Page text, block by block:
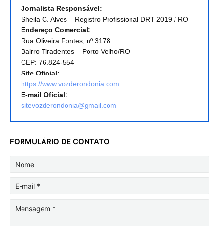
Jornalista Responsável:
Sheila C. Alves – Registro Profissional DRT 2019 / RO
Endereço Comercial:
Rua Oliveira Fontes, nº 3178
Bairro Tiradentes – Porto Velho/RO
CEP: 76.824-554
Site Oficial:
https://www.vozderondonia.com
E-mail Oficial:
sitevozderondonia@gmail.com
FORMULÁRIO DE CONTATO